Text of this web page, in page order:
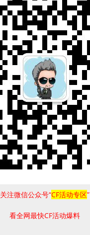
关注微信公众号“CF活动专区”
看全网最快CF活动爆料